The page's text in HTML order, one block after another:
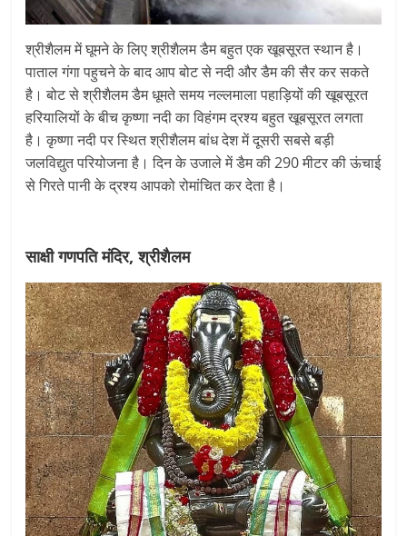
श्रीशैलम में घूमने के लिए श्रीशैलम डैम बहुत एक खूबसूरत स्थान है।
पाताल गंगा पहुचने के बाद आप बोट से नदी और डैम की सैर कर सकते
है। बोट से श्रीशैलम डैम धूमते समय नल्लमाला पहाड़ियों की खूबसूरत
हरियालियों के बीच कृष्णा नदी का विहंगम द्रश्य बहुत खूबसूरत लगता
है। कृष्णा नदी पर स्थित श्रीशैलम बांध देश में दूसरी सबसे बड़ी
जलविद्युत परियोजना है। दिन के उजाले में डैम की 290 मीटर की ऊंचाई
से गिरते पानी के द्रश्य आपको रोमांचित कर देता है।
साक्षी गणपति मंदिर, श्रीशैलम